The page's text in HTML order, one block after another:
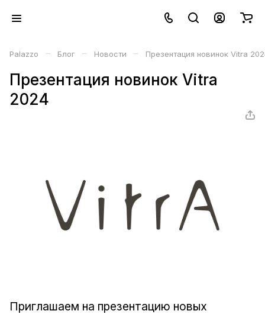
Palazzo – Блог – Новости – Презентация новинок Vitra
Презентация новинок Vitra
2024
Приглашаем на презентацию новых